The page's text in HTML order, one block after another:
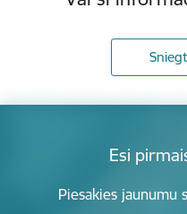
Esi
Piesakies jaunumu